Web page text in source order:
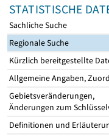
STATISTISCHE
Sachliche Suche
Regionale Suche
Kürzlich bereitgestellte
Allgemeine Angaben,
Gebietsveränderungen,
Änderungen zum
Definitionen und